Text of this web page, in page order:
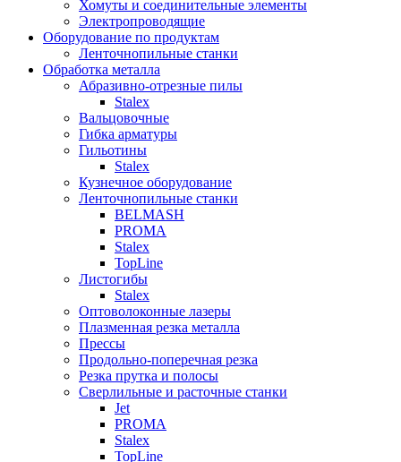
Хомуты и соединительные элементы
Электропроводящие
Оборудование по продуктам
Ленточнопильные станки
Обработка металла
Абразивно-отрезные пилы
Stalex
Вальцовочные
Гибка арматуры
Гильотины
Stalex
Кузнечное оборудование
Ленточнопильные станки
BELMASH
PROMA
Stalex
TopLine
Листогибы
Stalex
Оптоволоконные лазеры
Плазменная резка металла
Прессы
Продольно-поперечная резка
Резка прутка и полосы
Сверлильные и расточные станки
Jet
PROMA
Stalex
TopLine